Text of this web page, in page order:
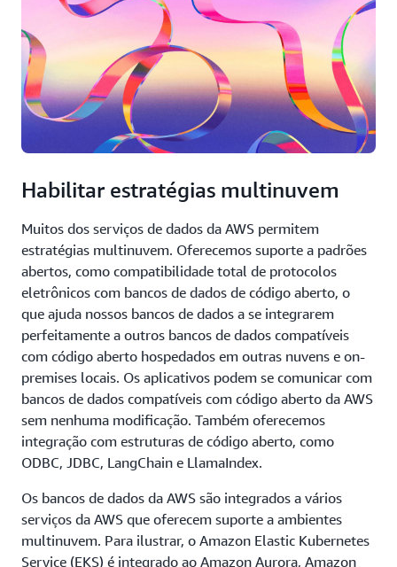
Habilitar estratégias multinuvem
Muitos dos serviços de dados da AWS permitem
estratégias multinuvem. Oferecemos suporte a padrões
abertos, como compatibilidade total de protocolos
eletrônicos com bancos de dados de código aberto, o
que ajuda nossos bancos de dados a se integrarem
perfeitamente a outros bancos de dados compatíveis
com código aberto hospedados em outras nuvens e on-
premises locais. Os aplicativos podem se comunicar com
bancos de dados compatíveis com código aberto da AWS
sem nenhuma modificação. Também oferecemos
integração com estruturas de código aberto, como
ODBC, JDBC, LangChain e LlamaIndex.
Os bancos de dados da AWS são integrados a vários
serviços da AWS que oferecem suporte a ambientes
multinuvem. Para ilustrar, o Amazon Elastic Kubernetes
Service (EKS) é integrado ao Amazon Aurora, Amazon